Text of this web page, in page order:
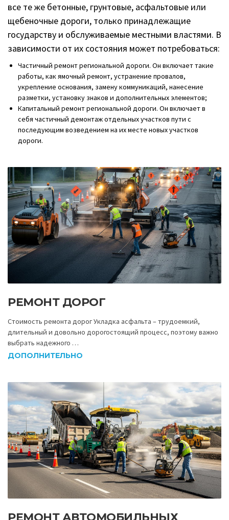
все те же бетонные, грунтовые, асфальтовые или
щебеночные дороги, только принадлежащие
государству и обслуживаемые местными властями. В
зависимости от их состояния может потребоваться:
Частичный ремонт региональной дороги. Он включает такие
работы, как ямочный ремонт, устранение провалов,
укрепление основания, замену коммуникаций, нанесение
разметки, установку знаков и дополнительных элементов;
Капитальный ремонт региональной дороги. Он включает в
себя частичный демонтаж отдельных участков пути с
последующим возведением на их месте новых участков
дороги.
РЕМОНТ ДОРОГ
Стоимость ремонта дорог Укладка асфальта – трудоемкий,
длительный и довольно дорогостоящий процесс, поэтому важно
выбрать надежного …
ДОПОЛНИТЕЛЬНО
РЕМОНТ АВТОМОБИЛЬНЫХ